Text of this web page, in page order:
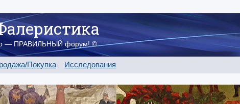
— ПРАВИЛЬНЫЙ форум! ©
Покупка Исследования